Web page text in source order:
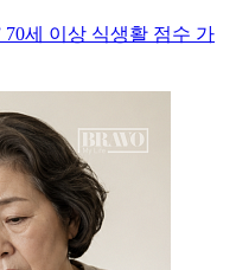
세 이상 식생활 점수 가